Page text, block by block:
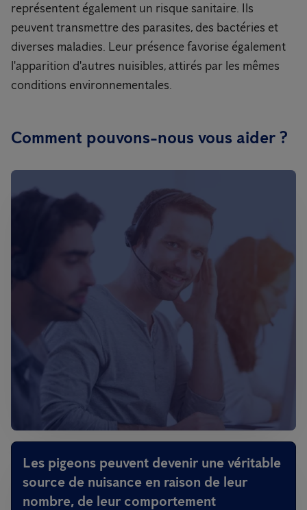
représentent également un risque sanitaire. Ils
peuvent transmettre des parasites, des bactéries et
diverses maladies. Leur présence favorise également
l'apparition d'autres nuisibles, attirés par les mêmes
conditions environnementales.
Comment pouvons-nous vous aider ?
Les pigeons peuvent devenir une véritable
source de nuisance en raison de leur
nombre, de leur comportement